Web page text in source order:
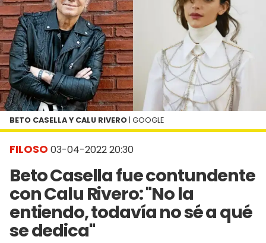
FILOSO 03-04-2022 20:30
Beto Casella fue contundente
con Calu Rivero: "No la
entiendo, todavía no sé a qué
se dedica"
BETO CASELLA Y CALU RIVERO | GOOGLE